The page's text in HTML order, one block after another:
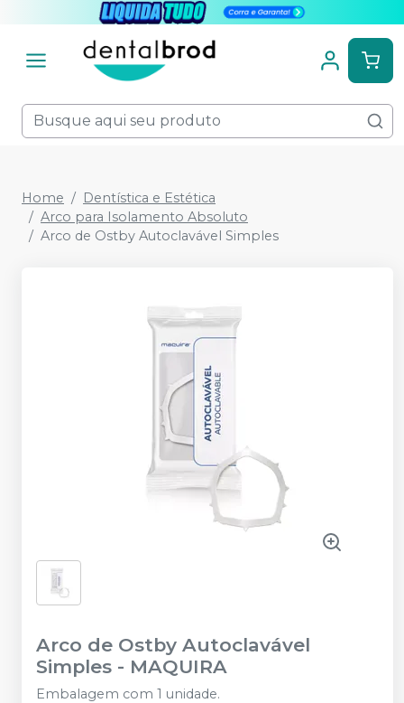
Home
Dentística e Estética
Arco para Isolamento Absoluto
Arco de Ostby Autoclavável Simples
Arco de Ostby Autoclavável
Simples - MAQUIRA
Embalagem com 1 unidade.